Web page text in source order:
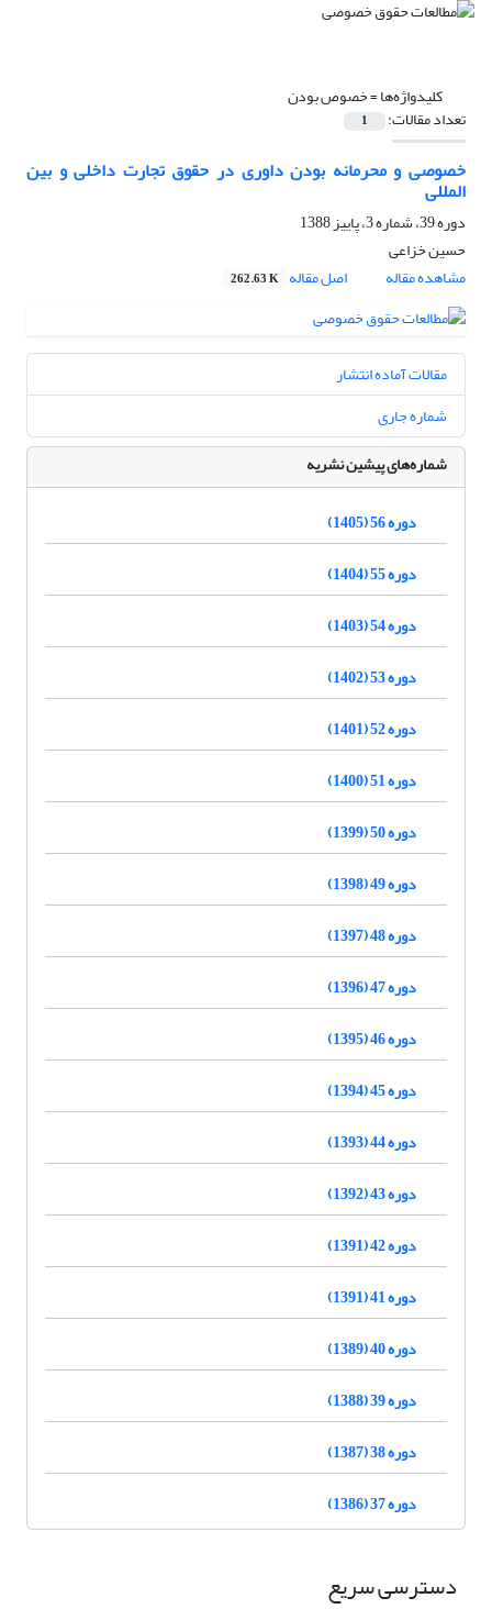
کلیدواژه‌ها =خصوص بودن
تعداد مقالات: 1
خصوصی و محرمانه بودن داوری در حقوق تجارت داخلی و بین
المللی
دوره 39، شماره 3، پاییز 1388
حسین خزاعی
مشاهده مقاله
اصل مقاله 262.63 K
مقالات آماده انتشار
شماره جاری
شماره‌های پیشین نشریه
دوره 56 (1405)
دوره 55 (1404)
دوره 54 (1403)
دوره 53 (1402)
دوره 52 (1401)
دوره 51 (1400)
دوره 50 (1399)
دوره 49 (1398)
دوره 48 (1397)
دوره 47 (1396)
دوره 46 (1395)
دوره 45 (1394)
دوره 44 (1393)
دوره 43 (1392)
دوره 42 (1391)
دوره 41 (1391)
دوره 40 (1389)
دوره 39 (1388)
دوره 38 (1387)
دوره 37 (1386)
دسترسی سریع